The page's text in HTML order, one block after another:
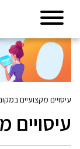
עיסויים מקצועיים